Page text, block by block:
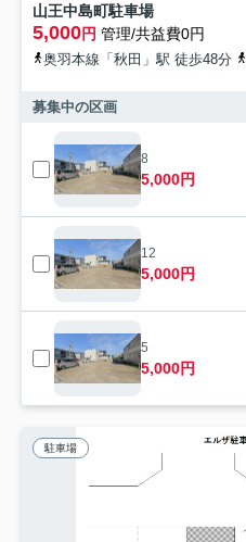
山王中島町駐車場
5,000円 管理/共益費0円
奥羽本線「秋田」駅 徒歩48分
募集中の区画
8
5,000円
12
5,000円
5
5,000円
駐車場